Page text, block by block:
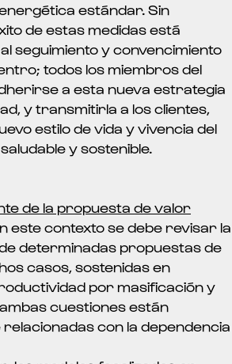
estándar. Sin
de estas medidas está
seguimiento y convencimiento
todos los miembros del
a esta nueva estrategia
y transmitirla a los clientes,
estilo de vida y vivencia del
y sostenible.
de la propuesta de valor
este contexto se debe revisar la
determinadas propuestas de
casos, sostenidas en
por masificación y
cuestiones están
con la dependencia